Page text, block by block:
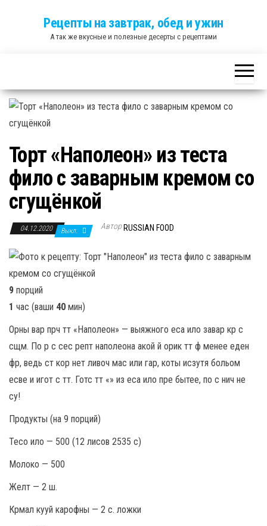
Рецепты на завтрак, обед и ужин
А так же вкусные и полезные десерты с рецептами
Торт «Наполеон» из теста
фило с заварным кремом со
сгущёнкой
04.12.2020 Выкл. Автор RUSSIAN FOOD
9 порций
1 час (ваши 40 мин)
Орны вар прч тт «Наполеон» — выяжного еса ило завар кр с
сщм. По р с сес репт наполеона акой й орик тт ф менее еден
фр, ведь ст кор нет ливоч мас или гар, коты исзутя больом
есве и игот с тт. Готс тт «» из еса ило пре бытее, по с нич не
су!
Продукты (на 9 порций)
Тесо ило — 500 (12 лисов 2535 с)
Молоко — 500
Желт — 2 ш.
Крмал кууй карофны — 2 с. ложки